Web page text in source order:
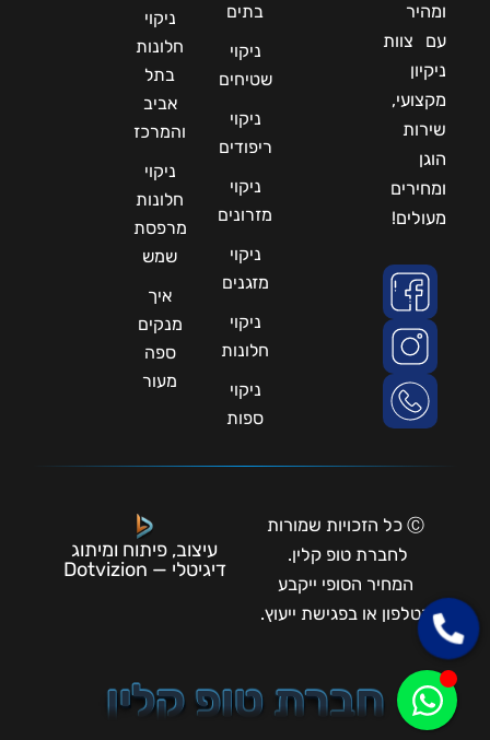
ומהיר
עם צוות
ניקיון
מקצועי,
שירות
הוגן
ומחירים
מעולים!
בתים
ניקוי
שטיחים
ניקוי
ריפודים
ניקוי
מזרונים
ניקוי
מזגנים
ניקוי
חלונות
ניקוי
ספות
ניקוי
חלונות
בתל
אביב
והמרכז
ניקוי
חלונות
מרפסת
שמש
איך
מנקים
ספה
מעור
Ⓒ כל הזכויות שמורות
לחברת טופ קלין.
המחיר הסופי ייקבע
בטלפון או בפגישת ייעוץ.
עיצוב, פיתוח ומיתוג
דיגיטלי — Dotvizion
חברת טופ קלין